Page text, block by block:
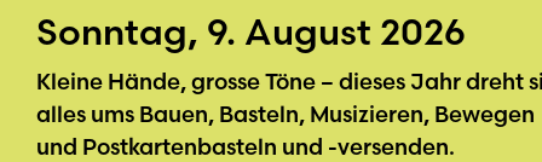
Sonntag, 9. August 2026
Kleine Hände, grosse Töne – dieses Jahr dreht
alles ums Bauen, Basteln, Musizieren, Bewegen
und Postkartenbasteln und -versenden.